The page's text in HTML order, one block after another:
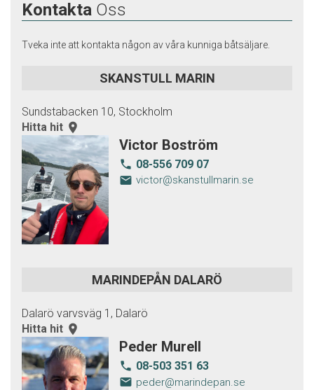
Kontakta Oss
Tveka inte att kontakta någon av våra kunniga båtsäljare.
SKANSTULL MARIN
Sundstabacken 10, Stockholm
Hitta hit room
Victor Boström
local_phone 08-556 709 07
email victor@skanstullmarin.se
MARINDEPÅN DALARÖ
Dalarö varvsväg 1, Dalarö
Hitta hit room
Peder Murell
local_phone 08-503 351 63
email peder@marindepan.se